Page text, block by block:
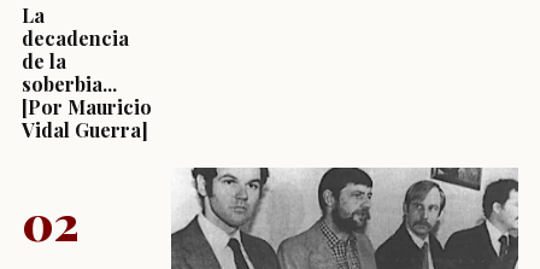
La
decadencia
de la
soberbia...
[Por Mauricio
Vidal Guerra]
02